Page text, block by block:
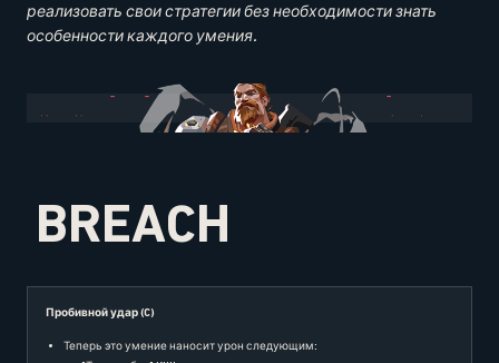
реализовать свои стратегии без необходимости знать
особенности каждого умения.
BREACH
Пробивной удар (C)
Теперь это умение наносит урон следующим: